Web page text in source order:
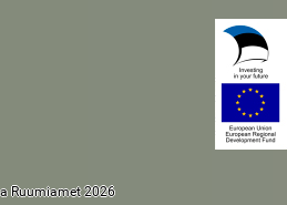
Ruumiamet 2026